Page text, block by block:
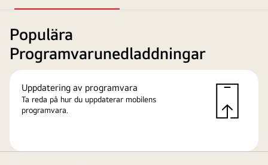
Populära
Programvarunedladdningar
Uppdatering av programvara
Ta reda på hur du uppdaterar mobilens
programvara.